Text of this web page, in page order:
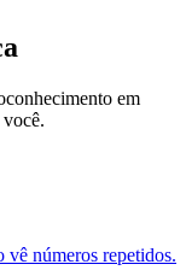
em
vê números repetidos.